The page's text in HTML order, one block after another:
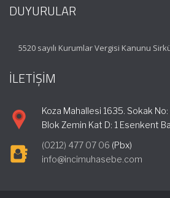
DUYURULAR
5520 sayılı Kurumlar Vergisi Kanunu
İLETİŞİM
Koza Mahallesi 1635. Sokak
Blok Zemin Kat D: 1 Esenkent
(0212) 477 07 06 (Pbx)
info@incimuhasebe.com